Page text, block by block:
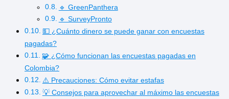
🔹 GreenPanthera
🔹 SurveyPronto
💵 ¿Cuánto dinero se puede ganar con encuestas
pagadas?
🧩 ¿Cómo funcionan las encuestas pagadas en
Colombia?
⚠️ Precauciones: Cómo evitar estafas
💡 Consejos para aprovechar al máximo las encuestas